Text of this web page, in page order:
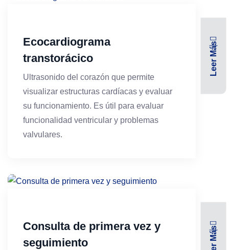
Ecocardiograma
transtorácico
Ultrasonido del corazón que permite
visualizar estructuras cardíacas y evaluar
su funcionamiento. Es útil para evaluar
funcionalidad ventricular y problemas
valvulares.
Leer Más
Consulta de primera vez y
seguimiento
Leer Más